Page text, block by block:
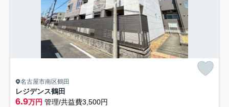
名古屋市南区鶴田
レジデンス鶴田
6.9万円 管理/共益費3,500円